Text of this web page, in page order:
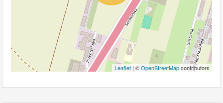
Leaflet | ©OpenStreetMapcontributors